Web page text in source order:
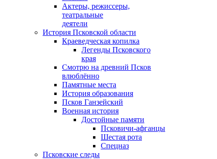
Актеры, режиссеры,
театральные
деятели
История Псковской области
Краеведческая копилка
Легенды Псковского
края
Смотрю на древний Псков
влюблённо
Памятные места
История образования
Псков Ганзейский
Военная история
Достойные памяти
Псковичи-афганцы
Шестая рота
Спецназ
Псковские следы